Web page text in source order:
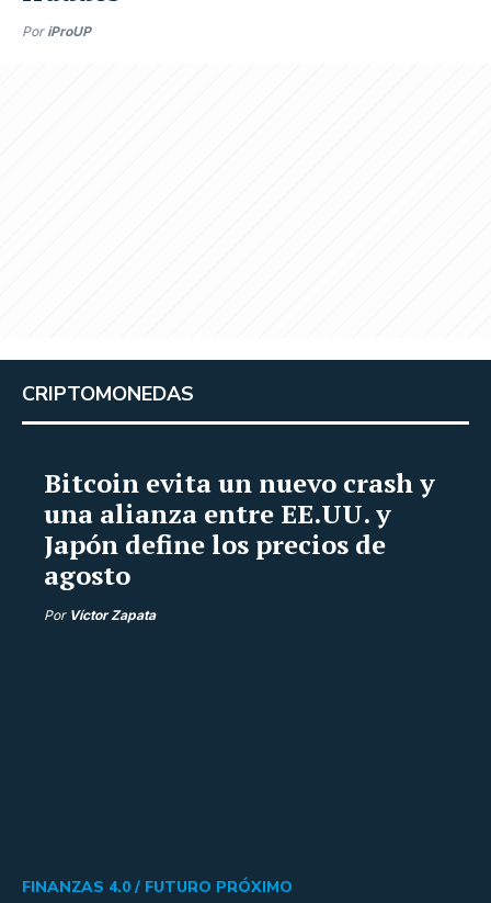
Por iProUP
CRIPTOMONEDAS
Bitcoin evita un nuevo crash y
una alianza entre EE.UU. y
Japón define los precios de
agosto
Por Víctor Zapata
FINANZAS 4.0 / FUTURO PRÓXIMO